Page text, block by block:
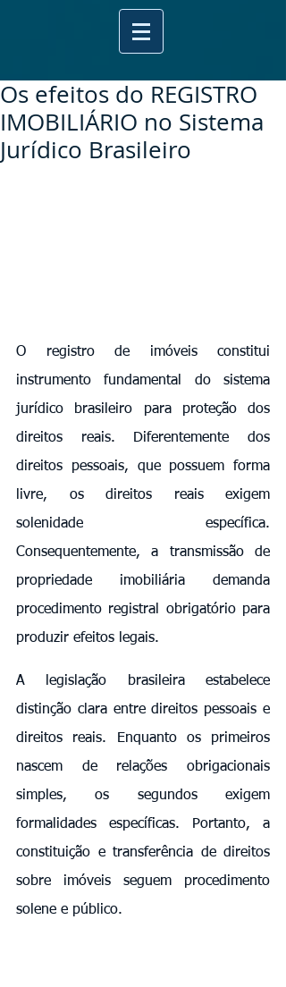
Os efeitos do REGISTRO
IMOBILIÁRIO no Sistema
Jurídico Brasileiro
O registro de imóveis constitui
instrumento fundamental do sistema
jurídico brasileiro para proteção dos
direitos reais. Diferentemente dos
direitos pessoais, que possuem forma
livre, os direitos reais exigem
solenidade específica.
Consequentemente, a transmissão de
propriedade imobiliária demanda
procedimento registral obrigatório para
produzir efeitos legais.
A legislação brasileira estabelece
distinção clara entre direitos pessoais e
direitos reais. Enquanto os primeiros
nascem de relações obrigacionais
simples, os segundos exigem
formalidades específicas. Portanto, a
constituição e transferência de direitos
sobre imóveis seguem procedimento
solene e público.